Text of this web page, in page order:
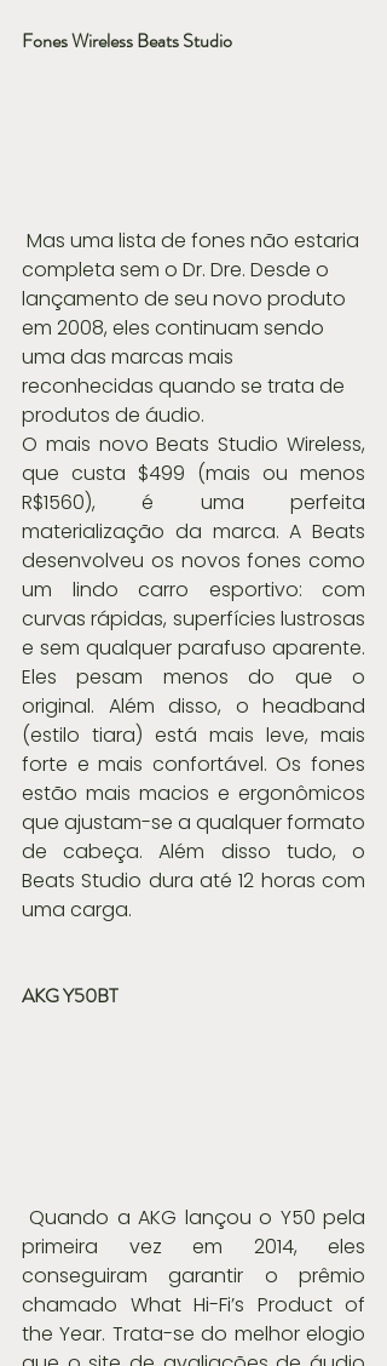
Fones Wireless Beats Studio
completa sem o Dr. Dre. Desde o
lançamento de seu novo produto
em 2008, eles continuam sendo
uma das marcas mais
reconhecidas quando se trata de
produtos de áudio.
O mais novo Beats Studio Wireless,
que custa $499 (mais ou menos
R$1560), é uma perfeita
materialização da marca. A Beats
desenvolveu os novos fones como
um lindo carro esportivo: com
curvas rápidas, superfícies lustrosas
e sem qualquer parafuso aparente.
Eles pesam menos do que o
original. Além disso, o headband
(estilo tiara) está mais leve, mais
forte e mais confortável. Os fones
estão mais macios e ergonômicos
que ajustam-se a qualquer formato
de cabeça. Além disso tudo, o
Beats Studio dura até 12 horas com
uma carga.
AKG Y50BT
Quando a AKG lançou o Y50 pela
primeira vez em 2014, eles
conseguiram garantir o prêmio
chamado What Hi-Fi’s Product of
the Year. Trata-se do melhor elogio